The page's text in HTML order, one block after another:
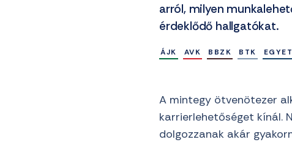
arról, milyen
érdeklődő hallgatókat.
ÁJK AVK BBZK BTK
A mintegy ötvenötezer
karrierlehetőséget kínál.
dolgozzanak akár